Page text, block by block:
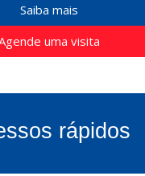
Saiba mais
uma visita
rápidos